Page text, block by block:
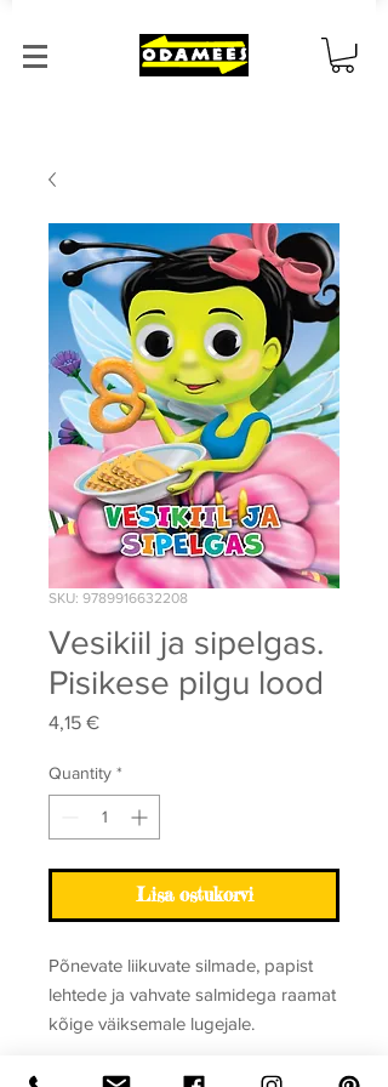
SKU: 9789916632208
Vesikiil ja sipelgas.
Pisikese pilgu lood
4,15 €Price
Quantity *
Lisa ostukorvi
Põnevate liikuvate silmade, papist
lehtede ja vahvate salmidega raamat
kõige väiksemale lugejale.